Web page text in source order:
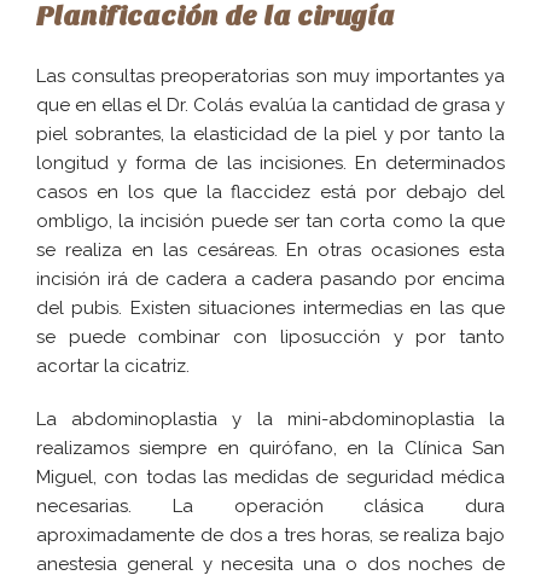
Planificación de la cirugía
Las consultas preoperatorias son muy importantes ya
que en ellas el Dr. Colás evalúa la cantidad de grasa y
piel sobrantes, la elasticidad de la piel y por tanto la
longitud y forma de las incisiones. En determinados
casos en los que la flaccidez está por debajo del
ombligo, la incisión puede ser tan corta como la que
se realiza en las cesáreas. En otras ocasiones esta
incisión irá de cadera a cadera pasando por encima
del pubis. Existen situaciones intermedias en las que
se puede combinar con liposucción y por tanto
acortar la cicatriz.
La abdominoplastia y la mini-abdominoplastia la
realizamos siempre en quirófano, en la Clínica San
Miguel, con todas las medidas de seguridad médica
necesarias. La operación clásica dura
aproximadamente de dos a tres horas, se realiza bajo
anestesia general y necesita una o dos noches de